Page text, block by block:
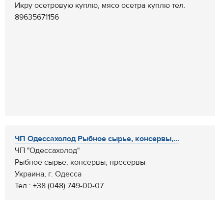
Икру осетровую куплю, мясо осетра куплю тел.
89635671156
ЧП Одессахолод Рыбное сырье, консервы,...
ЧП "Одессахолод"
Рыбное сырье, консервы, пресервы
Украина, г. Одесса
Тел.: +38 (048) 749-00-07...